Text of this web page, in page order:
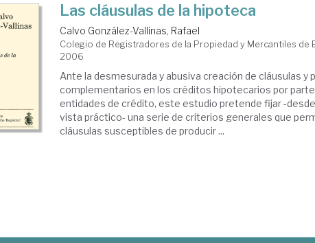
Las cláusulas de la hipoteca
Calvo González-Vallinas, Rafael
Colegio de Registradores de la Propiedad y Mercantiles de
2006
Ante la desmesurada y abusiva creación de cláusulas y
complementarios en los créditos hipotecarios por parte
entidades de crédito, este estudio pretende fijar -
vista práctico- una serie de criterios generales que
cláusulas susceptibles de producir ...